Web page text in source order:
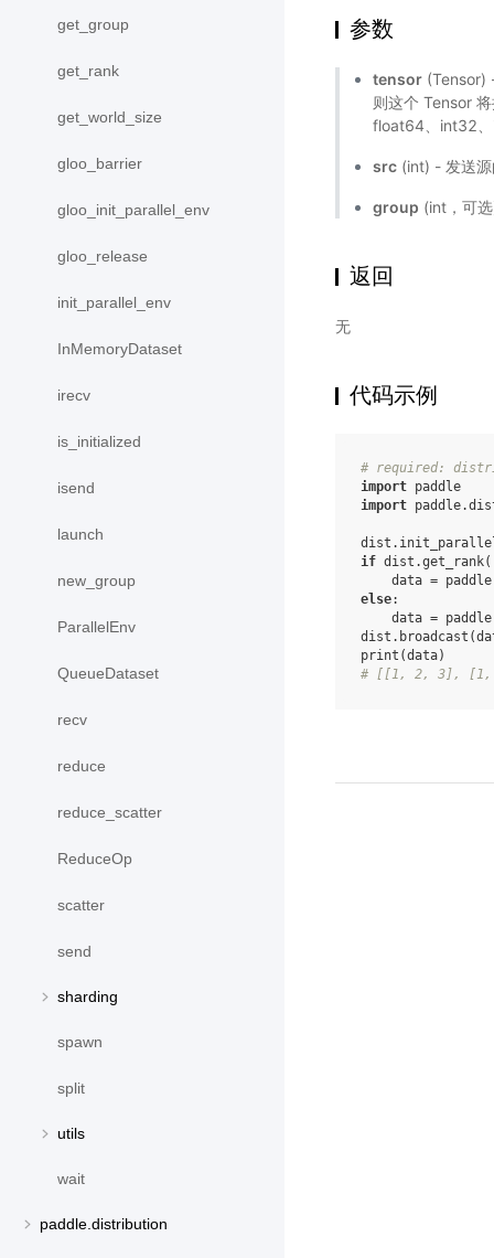
get_group
get_rank
get_world_size
gloo_barrier
gloo_init_parallel_env
gloo_release
init_parallel_env
InMemoryDataset
irecv
is_initialized
isend
launch
new_group
ParallelEnv
QueueDataset
recv
reduce
reduce_scatter
ReduceOp
scatter
send
sharding
spawn
split
utils
wait
paddle.distribution
参数
tensor (Tensor)
则这个 Tensor
float64、int32
src (int) - 发送
group (int，可
返回
无
代码示例
# required:
import paddle
import
dist .
if dist .get_rank
data = paddle
else:
data = paddle
dist . broadcast (
print (data)
# [[1, 2, 3], [1,